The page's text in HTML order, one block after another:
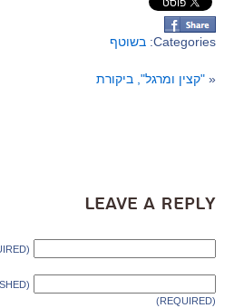
Categories: בשוטף
« "קצין ומרגל", ביקורת
Leave a Reply
(REQUIRED)